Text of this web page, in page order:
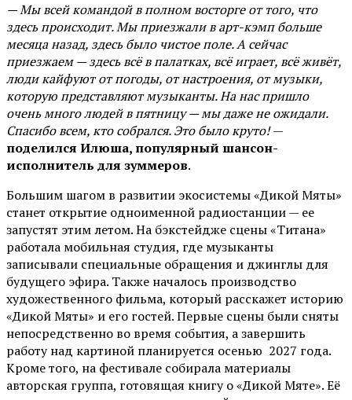
— Мы всей командой в полном восторге от того, что
здесь происходит. Мы приезжали в арт-кэмп больше
месяца назад, здесь было чистое поле. А сейчас
приезжаем — здесь всё в палатках, всё играет, всё живёт,
люди кайфуют от погоды, от настроения, от музыки,
которую представляют музыканты. На нас пришло
очень много людей в пятницу — мы даже не ожидали.
Спасибо всем, кто собрался. Это было круто!—
поделился Илюша, популярный шансон-
исполнитель для зуммеров.
Большим шагом в развитии экосистемы «Дикой Мяты»
станет открытие одноименной радиостанции — ее
запустят этим летом. На бэкстейдже сцены «Титана»
работала мобильная студия, где музыканты
записывали специальные обращения и джинглы для
будущего эфира. Также началось производство
художественного фильма, который расскажет историю
«Дикой Мяты» и его гостей. Первые сцены были сняты
непосредственно во время события, а завершить
работу над картиной планируется осенью 2027 года.
Кроме того, на фестивале собирала материалы
авторская группа, готовящая книгу о «Дикой Мяте». Её